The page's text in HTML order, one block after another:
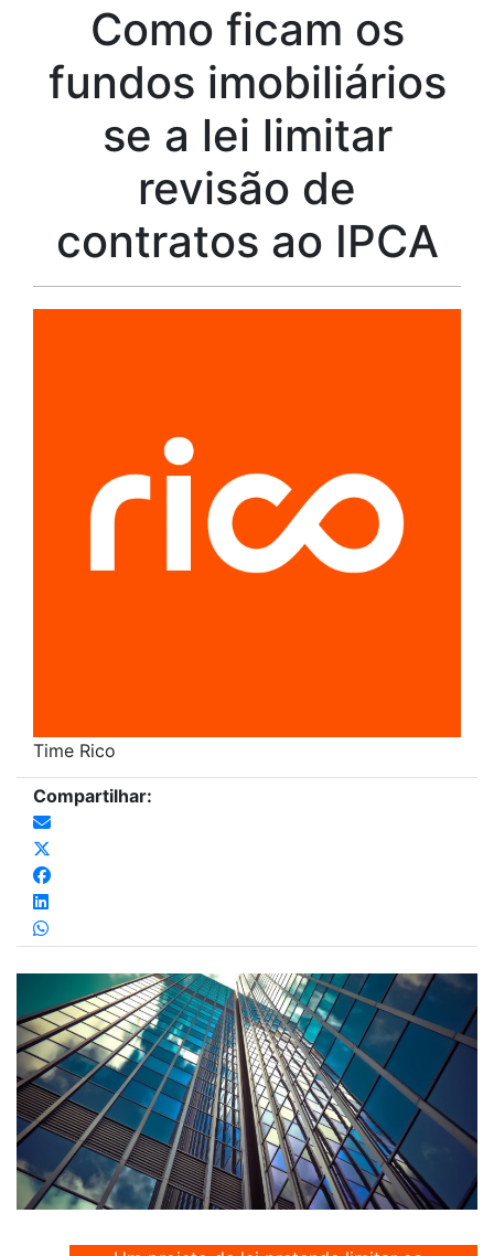
Como ficam os
fundos imobiliários
se a lei limitar
revisão de
contratos ao IPCA
Time Rico
Compartilhar: